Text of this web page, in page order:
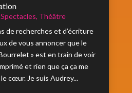
Spectacles, Théâtre
de recherches et d’écriture
de vous annoncer que le
» est en train de voir
et rien que ça ça me
cœur. Je suis Audrey...